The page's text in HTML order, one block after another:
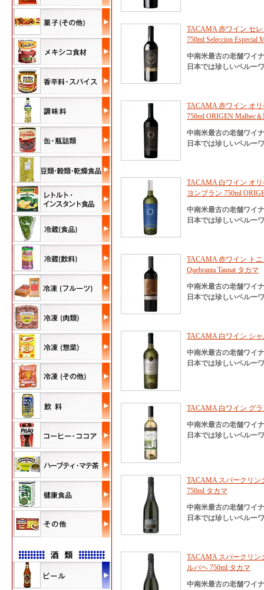
TACAMA 赤ワイン セ
750ml Seleccion Especial
中南米最古の老舗ワイ
日本では珍しいペルー
TACAMA 赤ワイン オ
750ml ORIGEN Malbec＆
中南米最古の老舗ワイ
日本では珍しいペルー
TACAMA 白ワイン オ
ヨンブラン 750ml
中南米最古の老舗ワイ
日本では珍しいペルー
TACAMA 赤ワイン トニ
Quebranta Tannat タカマ
中南米最古の老舗ワイ
日本では珍しいペルー
TACAMA 白ワイン シ
中南米最古の老舗ワイ
日本では珍しいペルー
TACAMA 白ワイン グ
中南米最古の老舗ワイ
日本では珍しいペルー
TACAMA スパークリン
750ml タカマ
中南米最古の老舗ワイ
日本では珍しいペルー
TACAMA スパークリン
ルバヘ 750ml タカマ
中南米最古の老舗ワイ